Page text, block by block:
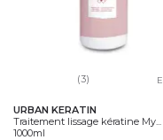
(3)
URBAN KERATIN
Traitement lissage kératine My...
1000ml